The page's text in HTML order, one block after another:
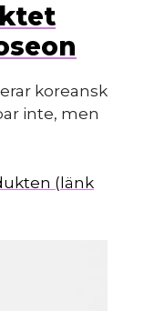
koreansk
inte, men
(länk